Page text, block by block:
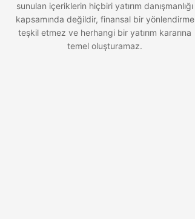
sunulan içeriklerin hiçbiri yatırım danışmanlığı
kapsamında değildir, finansal bir yönlendirme
teşkil etmez ve herhangi bir yatırım kararına
temel oluşturamaz.